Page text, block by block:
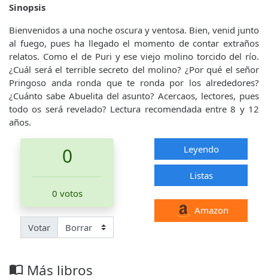
Sinopsis
Bienvenidos a una noche oscura y ventosa. Bien, venid junto
al fuego, pues ha llegado el momento de contar extraños
relatos. Como el de Puri y ese viejo molino torcido del río.
¿Cuál será el terrible secreto del molino? ¿Por qué el señor
Pringoso anda ronda que te ronda por los alrededores?
¿Cuánto sabe Abuelita del asunto? Acercaos, lectores, pues
todo os será revelado? Lectura recomendada entre 8 y 12
años.
0
0 votos
Votar
Leyendo
Listas
Amazon
import_contacts Más libros